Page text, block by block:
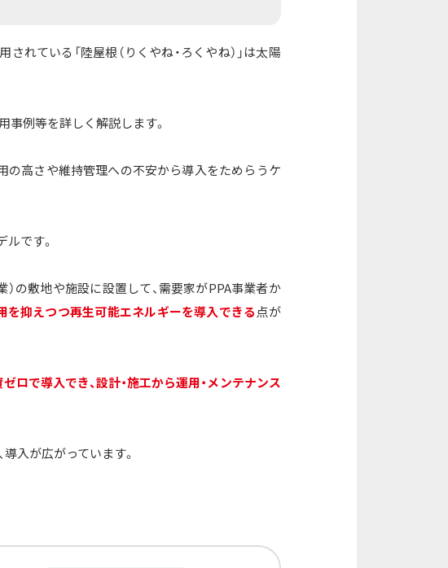
れている「陸屋根（りくやね・ろくやね）」は太陽
事例等を詳しく解説します。
の高さや維持管理への不安から導入をためらうケ
です。
の敷地や施設に設置して、需要家がPPA事業者か
を抑えつつ再生可能エネルギーを導入できる点が
ロで導入でき、設計・施工から運用・メンテナンス
入が広がっています。